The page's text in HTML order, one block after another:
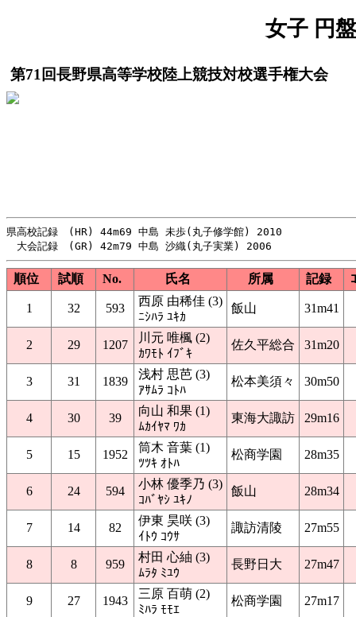
女子 円
第71回長野県高等学校陸上競技対校選手権大会
県高校記録　(HR) 44m69 中島 未歩(丸子修学館) 2010
順位 試順 No. 氏名 所属 記録
1 32 593
西原 由稀佳 (3)
ﾆｼﾊﾗ ﾕｷｶ
飯山 31m41
2 29 1207
川元 唯楓 (2)
ｶﾜﾓﾄ ｲﾌﾞｷ
佐久平総合 31m20
3 31 1839
浅村 思芭 (3)
ｱｻﾑﾗ ｺﾄﾊ
松本美須々 30m50
4 30 39
向山 和果 (1)
ﾑｶｲﾔﾏ ﾜｶ
東海大諏訪 29m16
5 15 1952
筒木 音葉 (1)
ﾂﾂｷ ｵﾄﾊ
松商学園 28m35
6 24 594
小林 優季乃 (3)
ｺﾊﾞﾔｼ ﾕｷﾉ
飯山 28m34
7 14 82
伊東 昊咲 (3)
ｲﾄｳ ｺｳｻ
諏訪清陵 27m55
8 8 959
村田 心紬 (3)
ﾑﾗﾀ ﾐﾕｳ
長野日大 27m47
9 27 1943
三原 百萌 (2)
ﾐﾊﾗ ﾓﾓｴ
松商学園 27m17